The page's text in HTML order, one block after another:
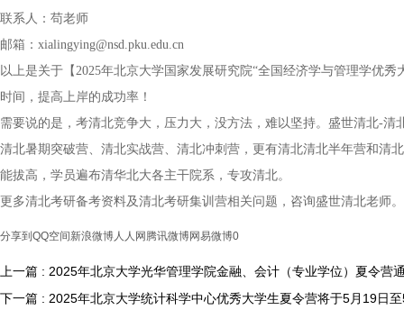
联系人：苟老师
邮箱：xialingying@nsd.pku.edu.cn
以上是关于【2025年北京大学国家发展研究院“全国经济学与管理学优
时间，提高上岸的成功率！
需要说的是，考清北竞争大，压力大，没方法，难以坚持。盛世清北-
清北暑期突破营、清北实战营、清北冲刺营，更有清北清北半年营和清
能拔高，学员遍布清华北大各主干院系，专攻清北。
更多清北考研备考资料及清北考研集训营相关问题，咨询盛世清北老师。
分享到 QQ空间 新浪微博人人网 腾讯微博网易微博0
上一篇 : 2025年北京大学光华管理学院金融、会计（专业学位）夏令营
下一篇 : 2025年北京大学统计科学中心优秀大学生夏令营将于5月19日